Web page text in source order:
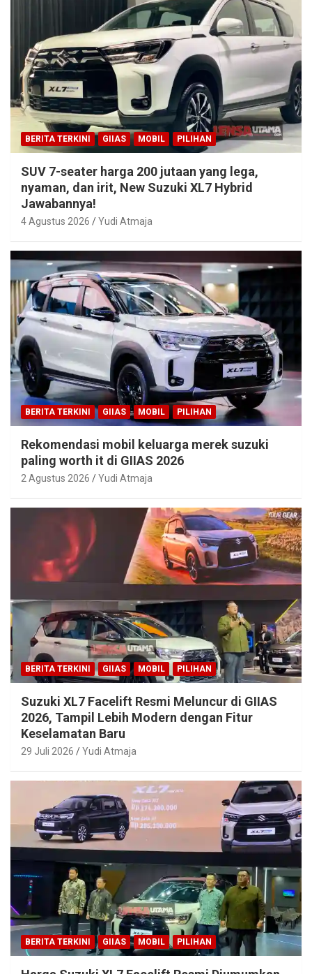
BERITA TERKINI GIIAS MOBIL PILIHAN
SUV 7-seater harga 200 jutaan yang lega,
nyaman, dan irit, New Suzuki XL7 Hybrid
Jawabannya!
4 Agustus 2026 Yudi Atmaja
BERITA TERKINI GIIAS MOBIL PILIHAN
Rekomendasi mobil keluarga merek suzuki
paling worth it di GIIAS 2026
2 Agustus 2026 Yudi Atmaja
BERITA TERKINI GIIAS MOBIL PILIHAN
Suzuki XL7 Facelift Resmi Meluncur di GIIAS
2026, Tampil Lebih Modern dengan Fitur
Keselamatan Baru
29 Juli 2026 Yudi Atmaja
BERITA TERKINI GIIAS MOBIL PILIHAN